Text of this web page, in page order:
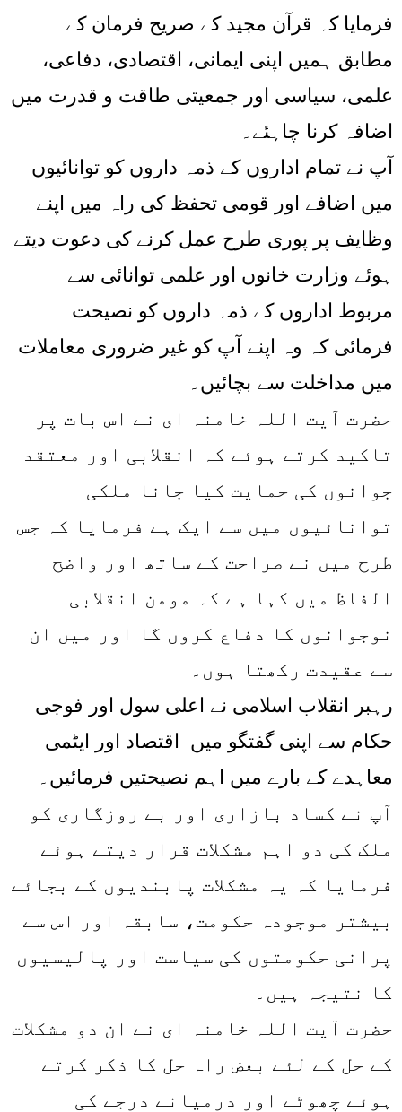
فرمایا کہ قرآن مجید کے صریح فرمان کے
مطابق ہمیں اپنی ایمانی، اقتصادی، دفاعی،
علمی، سیاسی اور جمعیتی طاقت و قدرت میں
اضافہ کرنا چاہئے۔
آپ نے تمام اداروں کے ذمہ داروں کو توانائیوں
میں اضافے اور قومی تحفظ کی راہ میں اپنے
وظایف پر پوری طرح عمل کرنے کی دعوت دیتے
ہوئے وزارت خانوں اور علمی توانائی سے
مربوط اداروں کے ذمہ داروں کو نصیحت
فرمائی کہ وہ اپنے آپ کو غیر ضروری معاملات
میں مداخلت سے بچائیں۔
حضرت آیت اللہ خامنہ ای نے اس بات پر
تاکید کرتے ہوئے کہ انقلابی اور معتقد
جوانوں کی حمایت کیا جانا ملکی
توانائیوں میں سے ایک ہے فرمایا کہ جس
طرح میں نے صراحت کے ساتھ اور واضح
الفاظ میں کہا ہے کہ مومن انقلابی
نوجوانوں کا دفاع کروں گا اور میں ان
سے عقیدت رکھتا ہوں۔
رہبر انقلاب اسلامی نے اعلی سول اور فوجی
حکام سے اپنی گفتگو میں اقتصاد اور ایٹمی
معاہدے کے بارے میں اہم نصیحتیں فرمائیں۔
آپ نے کساد بازاری اور بے روزگاری کو
ملک کی دو اہم مشکلات قرار دیتے ہوئے
فرمایا کہ یہ مشکلات پابندیوں کے بجائے
بیشتر موجودہ حکومت، سابقہ اور اس سے
پرانی حکومتوں کی سیاست اور پالیسیوں
کا نتیجہ ہیں۔
حضرت آیت اللہ خامنہ ای نے ان دو مشکلات
کے حل کے لئے بعض راہ حل کا ذکر کرتے
ہوئے چھوٹے اور درمیانے درجے کی